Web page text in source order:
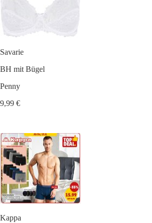
Savarie
BH mit Bügel
Penny
9,99 €
Kappa